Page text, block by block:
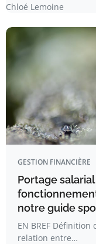
Chloé Lemoine
GESTION FINANCIÈRE
Portage
notre guide
EN BREF
relation entre…